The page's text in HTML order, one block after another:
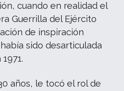
cuando en realidad el
Guerrilla del Ejército
de inspiración
sido desarticulada
años, le tocó el rol de